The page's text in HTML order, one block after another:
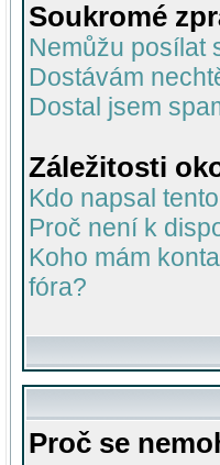
Soukromé
Nemůžu posílat
Dostávám
Dostal jsem
Záležitosti
Kdo napsal
Proč není k
Koho mám
fóra?
Proč se